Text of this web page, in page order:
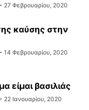
- 27 Φεβρουαρίου, 2020
καύσης στην
- 14 Φεβρουαρίου, 2020
είμαι βασιλιάς
- 22 Ιανουαρίου, 2020